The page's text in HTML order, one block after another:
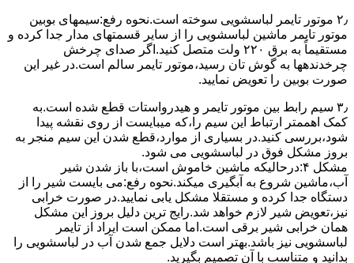
۲٫ ﻣﻮﺗﻮر ﺗﺎﯾﻤﺮ لباسشویی ﺳﻮﺧﺘﻪ اﺳﺖ.نحوه رﻓﻊ:سیمهای ﺑﻮﺑﯿﻦ
ﻣﻮﺗﻮر ﺗﺎﯾﻤﺮ ماشین لباسشویی را از ﺳﺎﯾﺮ قسمتهای ﻣﺪار ﺟﺪا کرده و
مستقیماً ﺑﻪ برق ۲۲۰ وﻟﺖ ﻣﺘﺼﻞ کنید.اﮔﺮ ﺻﺪای ﭼﺮﺧﺶ
چرخدندهها به گوش تان رﺳﯿﺪ،ﻣﻮﺗﻮر ﺗﺎﯾﻤﺮ ﺳﺎﻟﻢ اﺳﺖ.در ﻏﯿﺮ اﯾﻦ
ﺻﻮرت ﺑﻮﺑﯿﻦ را ﺗﻌﻮﯾﺾ ﻧﻤﺎﯾﯿﺪ.
۳٫ ﺳﯿﻢ راﺑﻂ ﺑﯿﻦ ﻣﻮﺗﻮر ﺗﺎﯾﻤﺮ و ﻫﯿﺪرواﺳﺘﺎت ﻗﻄﻊ ﺷﺪه اﺳﺖ.به
کمک اهممتر ارﺗﺒﺎط اﯾﻦ ﺳﯿﻢ را،ﮐﻪ میبایست از روی ﻧﻘﺸﻪ ﭘﯿﺪا
ﺷﻮد،بررسی ﮐﻨﯿﺪ.در ﺑﺴﯿﺎری از موارد،ﻗﻄﻊ ﺷﺪن اﯾﻦ ﺳﯿﻢ ﻣﻨﺠﺮ ﺑﻪ
ﺑﺮوز مشکل ﻓﻮق در لباسشویی می شود.
مشکل ۴:درحالیکه ﻣﺎﺷﯿﻦ ﺧﺎﻣﻮش اﺳﺖ،ﺑﺎ ﺑﺎز ﺷﺪن ﺷﯿﺮ
آب،ﻣﺎﺷﯿﻦ ﺷﺮوع ﺑﻪ آﺑﮕﯿﺮی میکند.نحوه رﻓﻊ:می بایست ﺷﯿﺮ را از
دستگاه جدا کرده و مستقلا مشکل یابی نمایید.در صورت خرابی
نیز،تعویض شیر لازم خواهد شد.رایج ترین دلیل بروز این مشکل
همان خرابی شیر برقی است.اما ممکن است ایراد از تایمر
لباسشویی نیز باشد.بهتر است دلایل جمع شدن آب در لباسشویی را
بدانید و متناسب با آن تصمیم بگیرید.